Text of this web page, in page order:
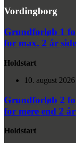
Vordingborg
Grundforløb 1
for max. 2 år
Holdstart
10. august 2026
Grundforløb 2
for mere end 2
Holdstart